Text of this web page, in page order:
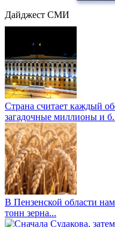
Дайджест СМИ
Страна считает каждый
загадочные миллионы и
В Пензенской области
тонн зерна...